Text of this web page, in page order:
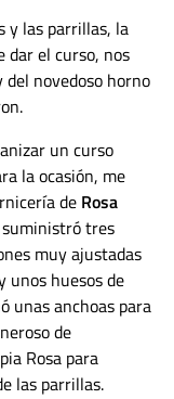
y las parrillas, la
dar el curso, nos
novedoso horno
un curso
la ocasión, me
de Rosa
tres
muy ajustadas
unos huesos de
unas anchoas para
de
Rosa para
las parrillas.